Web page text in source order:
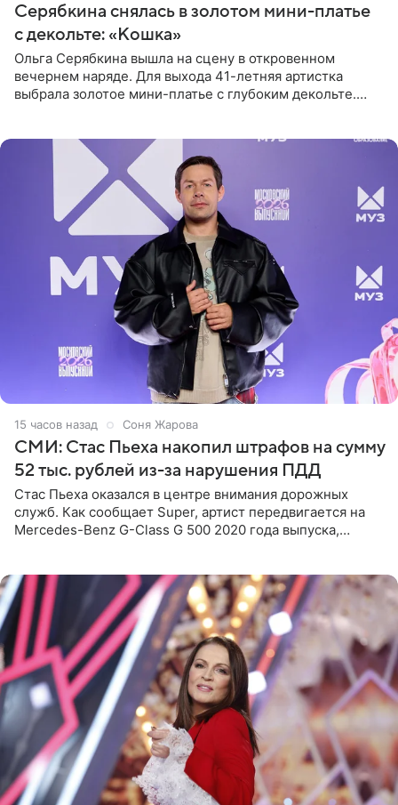
Серябкина снялась в золотом мини-платье
с декольте: «Кошка»
Ольга Серябкина вышла на сцену в откровенном
вечернем наряде. Для выхода 41-летняя артистка
выбрала золотое мини-платье с глубоким декольте.
15 часов назад Соня Жарова
СМИ: Стас Пьеха накопил штрафов на сумму
52 тыс. рублей из-за нарушения ПДД
Стас Пьеха оказался в центре внимания дорожных
служб. Как сообщает Super, артист передвигается на
Mercedes-Benz G-Class G 500 2020 года выпуска,